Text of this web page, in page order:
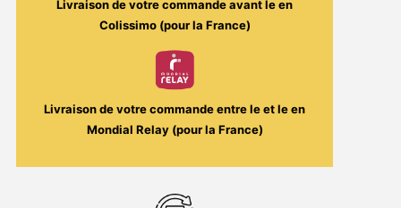
Livraison de votre commande avant leen
Colissimo (pour la France)
Livraison de votre commande entre leet leen
Mondial Relay (pour la France)